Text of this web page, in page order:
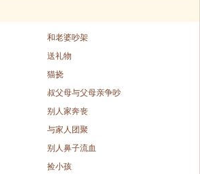
和老婆吵架
送礼物
猫挠
叔父母与父母亲争吵
别人家奔丧
与家人团聚
别人鼻子流血
捡小孩